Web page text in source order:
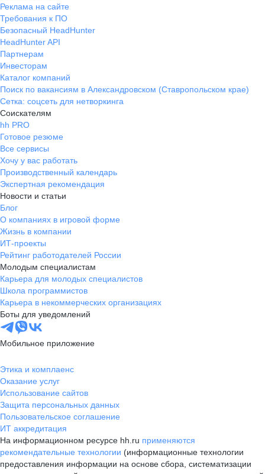
Реклама на сайте
Требования к ПО
Безопасный HeadHunter
HeadHunter API
Партнерам
Инвесторам
Каталог компаний
Поиск по вакансиям в Александровском (Ставропольском крае)
Сетка: соцсеть для нетворкинга
Соискателям
hh PRO
Готовое резюме
Все сервисы
Хочу у вас работать
Производственный календарь
Экспертная рекомендация
Новости и статьи
Блог
О компаниях в игровой форме
Жизнь в компании
ИТ-проекты
Рейтинг работодателей России
Молодым специалистам
Карьера для молодых специалистов
Школа программистов
Карьера в некоммерческих организациях
Боты для уведомлений
Мобильное приложение
Этика и комплаенс
Оказание услуг
Использование сайтов
Защита персональных данных
Пользовательское соглашение
ИТ аккредитация
На информационном ресурсе hh.ru применяются
рекомендательные технологии (информационные технологии
предоставления информации на основе сбора, систематизации